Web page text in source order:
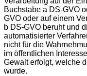
Buchstabe a DS-GVO
GVO oder auf einem
b DS-GVO beruht und
automatisierter
nicht für die
im öffentlichen
Gewalt erfolgt, welche
wurde.